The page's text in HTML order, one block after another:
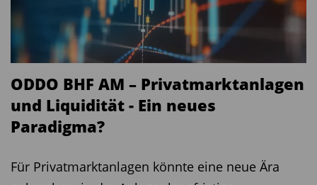
ODDO BHF AM – Privatmarktanlagen
und Liquidität - Ein neues
Paradigma?
Für Privatmarktanlagen könnte eine neue Ära